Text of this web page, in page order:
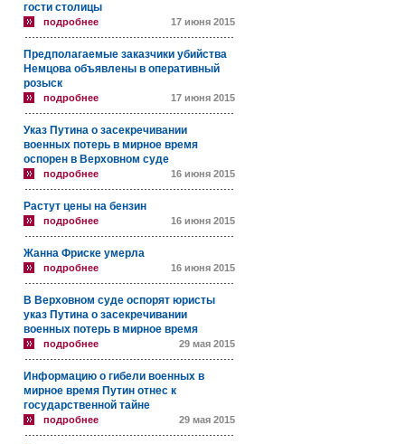
гости столицы
подробнее 17 июня 2015
Предполагаемые заказчики убийства
Немцова объявлены в оперативный
розыск
подробнее 17 июня 2015
Указ Путина о засекречивании
военных потерь в мирное время
оспорен в Верховном суде
подробнее 16 июня 2015
Растут цены на бензин
подробнее 16 июня 2015
Жанна Фриске умерла
подробнее 16 июня 2015
В Верховном суде оспорят юристы
указ Путина о засекречивании
военных потерь в мирное время
подробнее 29 мая 2015
Информацию о гибели военных в
мирное время Путин отнес к
государственной тайне
подробнее 29 мая 2015